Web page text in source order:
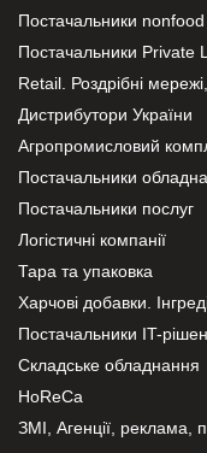
Постачальники nonfood
Постачальники Private
Retail. Роздрібні
Дистрибутори України
Агропромисловий
Постачальники
Постачальники послуг
Логістичні компанії
Тара та упаковка
Харчові добавки.
Постачальники IT-
Складське обладнання
HoReCa
ЗМІ, Агенції, реклама,